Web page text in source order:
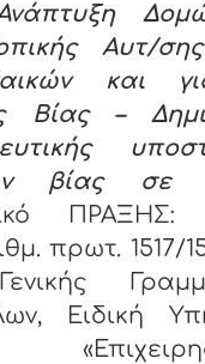
Αυτ/
και
Βίας –
βίας σε
ΠΡΑΞΗΣ:
πρωτ. 1517/
Ειδική